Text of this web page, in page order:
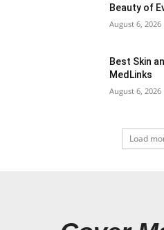
Beauty of
August 6, 2026
Best Skin
MedLinks
August 6, 2026
Load